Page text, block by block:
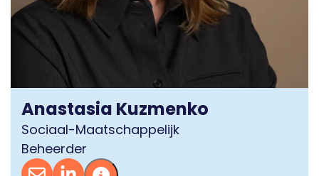
Anastasia Kuzmenko
Sociaal-Maatschappelijk
Beheerder